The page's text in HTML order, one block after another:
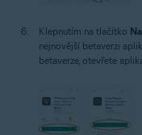
Klepnutím na tlačítko
nejnovější betaverzi
betaverze, otevřete